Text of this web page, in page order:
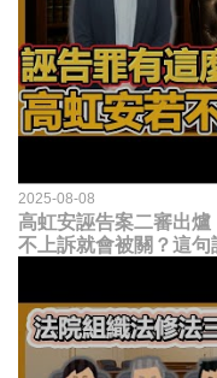
2025-08-08
高虹安誣告案二審出
不上訴就會被關？這句